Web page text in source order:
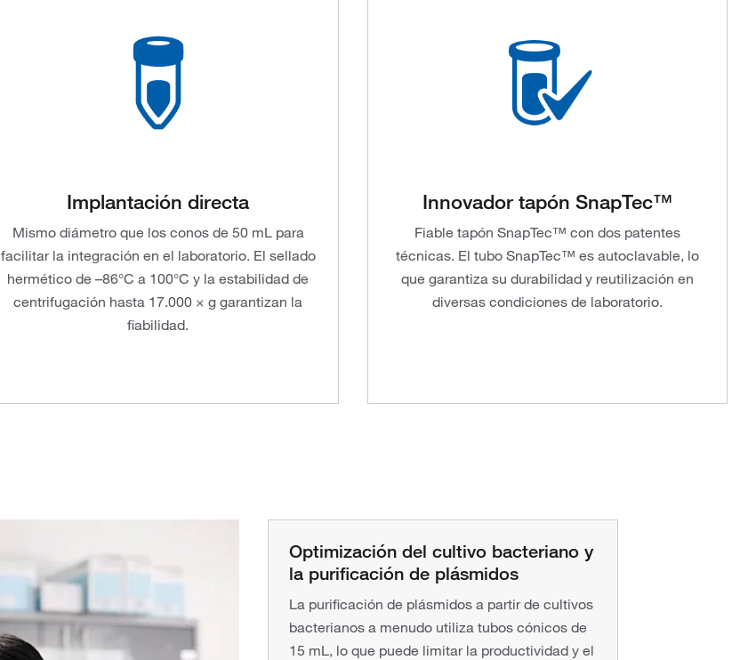
Implantación directa
Mismo diámetro que los conos de 50 mL para
facilitar la integración en el laboratorio. El sellado
hermético de –⁠86°C a 100°C y la estabilidad de
centrifugación hasta 17.000 × g garantizan la
fiabilidad.
Innovador tapón SnapTec™
Fiable tapón SnapTec™ con dos patentes
técnicas. El tubo SnapTec™ es autoclavable, lo
que garantiza su durabilidad y reutilización en
diversas condiciones de laboratorio.
Optimización del cultivo bacteriano y
la purificación de plásmidos
La purificación de plásmidos a partir de cultivos
bacterianos a menudo utiliza tubos cónicos de
15 mL, lo que puede limitar la productividad y el